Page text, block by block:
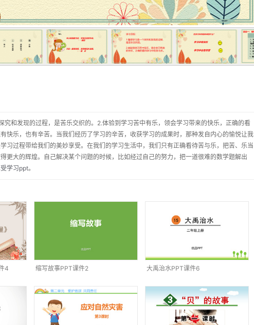
究和发现的过程，是苦乐交织的。2.体验到学习苦中有乐，领会学习带来的快乐，正确的看
快乐，也有辛苦。当我们经历了学习的辛苦，收获学习的成果时，那种发自内心的愉悦让我
习过程带给我们的美妙享受。在我们的学习生活中，我们只有正确看待苦与乐，把苦、乐当
更大的辉煌。自己解决某个问题的时候，比如经过自己的努力，把一道很难的数学题解出
学习ppt。
4 缩写故事PPT课件2 大禹治水PPT课件6